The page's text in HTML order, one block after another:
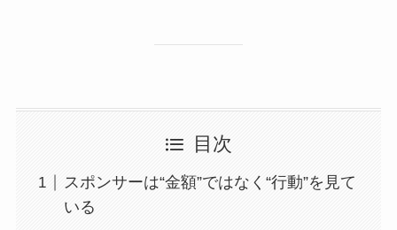
目次
スポンサーは“金額”ではなく“行動”を見て
いる